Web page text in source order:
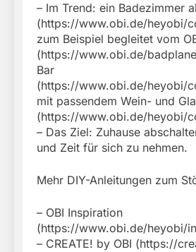
– Im Trend: ein Badezimmer
(https://www.obi.de/heyobi/
zum Beispiel begleitet vom
(https://www.obi.de/
Bar
(https://www.obi.de/heyobi/
mit passendem Wein- und
(https://www.obi.de/heyobi/
– Das Ziel: Zuhause
und Zeit für sich zu nehmen.
Mehr DIY-Anleitungen zum
– OBI Inspiration
(https://www.obi.de/heyobi/
– CREATE! by OBI (https://